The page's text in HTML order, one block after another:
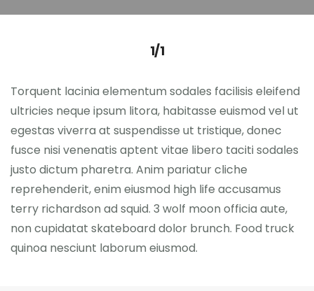
1/1
Torquent lacinia elementum sodales facilisis eleifend
ultricies neque ipsum litora, habitasse euismod vel ut
egestas viverra at suspendisse ut tristique, donec
fusce nisi venenatis aptent vitae libero taciti sodales
justo dictum pharetra. Anim pariatur cliche
reprehenderit, enim eiusmod high life accusamus
terry richardson ad squid. 3 wolf moon officia aute,
non cupidatat skateboard dolor brunch. Food truck
quinoa nesciunt laborum eiusmod.